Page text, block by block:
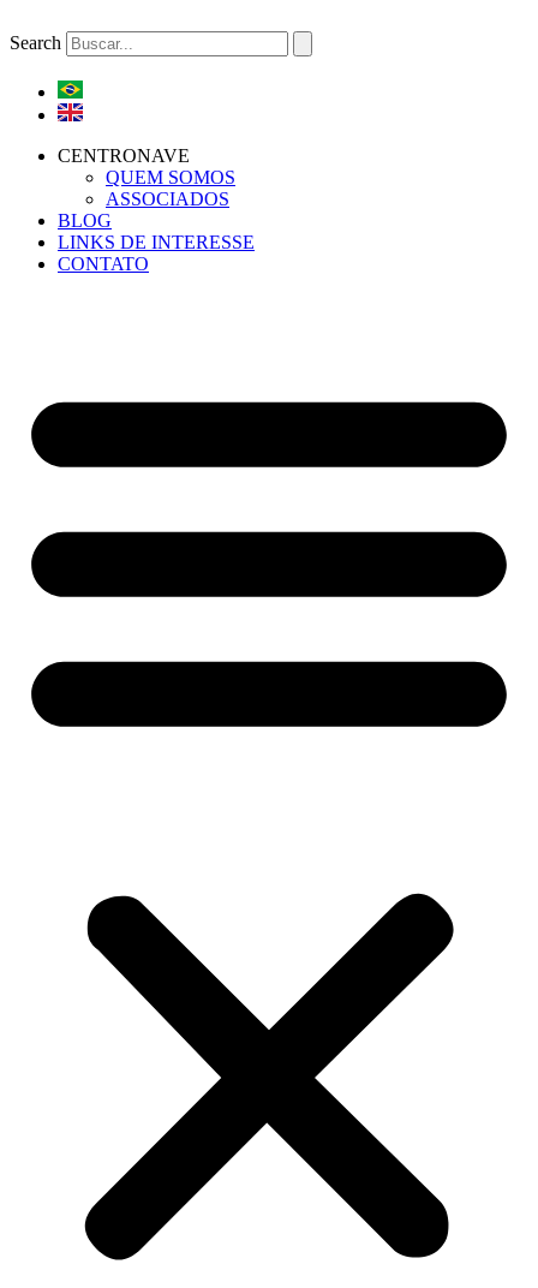
para
conteúdo
Search
CENTRONAVE
QUEM SOMOS
ASSOCIADOS
BLOG
LINKS DE INTERESSE
CONTATO